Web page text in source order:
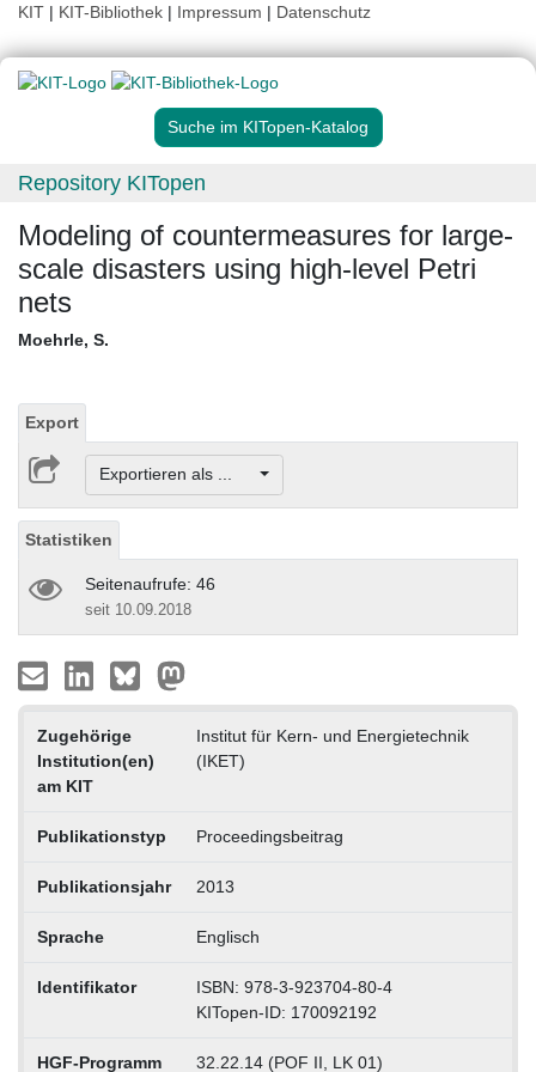
KIT | KIT-Bibliothek | Impressum | Datenschutz
Suche im KITopen-Katalog
Repository KITopen
Modeling of countermeasures for large-
scale disasters using high-level Petri
nets
Moehrle, S.
Export
Exportieren als ...
Statistiken
Seitenaufrufe: 46
seit 10.09.2018
Zugehörige
Institution(en)
am KIT
Institut für Kern- und Energietechnik
(IKET)
Publikationstyp Proceedingsbeitrag
Publikationsjahr 2013
Sprache Englisch
Identifikator
ISBN: 978-3-923704-80-4
KITopen-ID: 170092192
HGF-Programm 32.22.14 (POF II, LK 01)